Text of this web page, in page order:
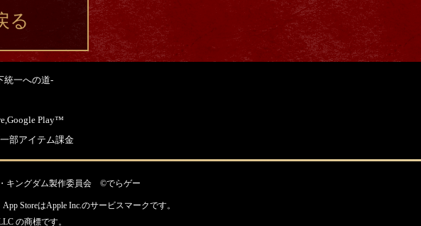
る
統一への道-
Play™
部アイテム課金
キングダム製作委員会 ©でらゲー
App StoreはApple Inc.のサービスマークです。
の商標です。